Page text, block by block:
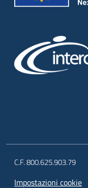
C.F. 800.625.903.79
Impostazioni cookie